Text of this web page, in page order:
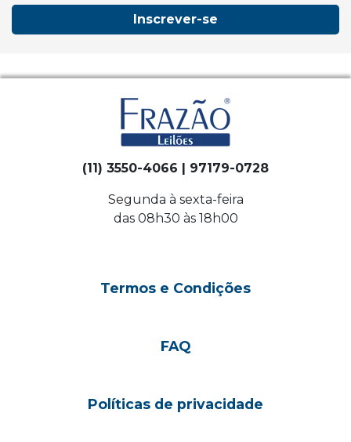
Inscrever-se
(11) 3550-4066 | 97179-0728
Segunda à sexta-feira
das 08h30 às 18h00
Termos e Condições
FAQ
Políticas de privacidade